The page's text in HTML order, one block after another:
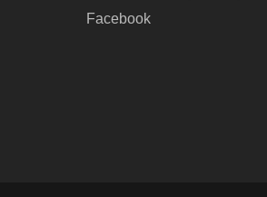
Facebook